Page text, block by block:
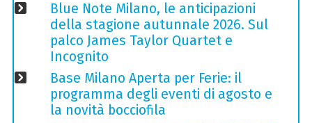
Blue Note Milano, le anticipazioni
della stagione autunnale 2026. Sul
palco James Taylor Quartet e
Incognito
Base Milano Aperta per Ferie: il
programma degli eventi di agosto e
la novità bocciofila